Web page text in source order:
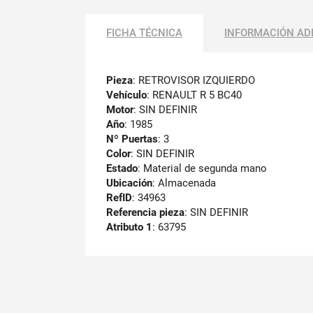
FICHA TÉCNICA INFORMACIÓN
Pieza: RETROVISOR IZQUIERDO
Vehículo: RENAULT R 5 BC40
Motor: SIN DEFINIR
Año: 1985
Nº Puertas: 3
Color: SIN DEFINIR
Estado: Material de segunda mano
Ubicación: Almacenada
RefID: 34963
Referencia pieza: SIN DEFINIR
Atributo 1 : 63795